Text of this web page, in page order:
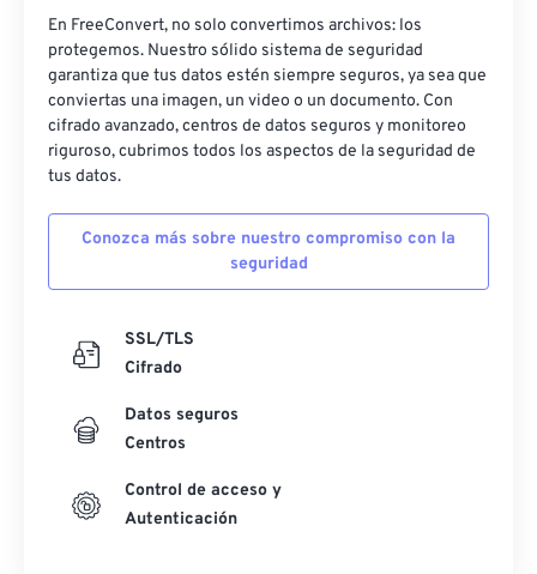
En FreeConvert, no solo convertimos archivos: los
protegemos. Nuestro sólido sistema de seguridad
garantiza que tus datos estén siempre seguros, ya sea que
conviertas una imagen, un video o un documento. Con
cifrado avanzado, centros de datos seguros y monitoreo
riguroso, cubrimos todos los aspectos de la seguridad de
tus datos.
Conozca más sobre nuestro compromiso con la
seguridad
SSL/TLS
Cifrado
Datos seguros
Centros
Control de acceso y
Autenticación